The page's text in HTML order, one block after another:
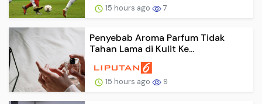
15 hours ago 7
Penyebab Aroma Parfum Tidak
Tahan Lama di Kulit Ke...
15 hours ago 9